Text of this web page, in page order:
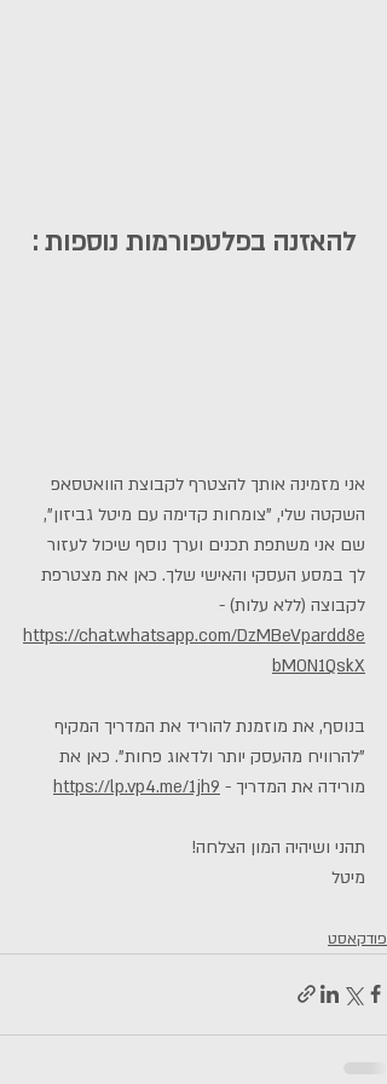
להאזנה בפלטפורמות נוספות :
אני מזמינה אותך להצטרף לקבוצת הוואטסאפ
השקטה שלי, "צומחות קדימה עם מיטל גביזון",
שם אני משתפת תכנים וערך נוסף שיכול לעזור
לך במסע העסקי והאישי שלך. כאן את מצטרפת
לקבוצה (ללא עלות) -
https://chat.whatsapp.com/DzMBeVpardd8e
bM0N1QskX
בנוסף, את מוזמנת להוריד את המדריך המקיף
"להרוויח מהעסק יותר ולדאוג פחות". כאן את
מורידה את המדריך - https://lp.vp4.me/1jh9
תהני ושיהיה המון הצלחה!
מיטל
פודקאסט